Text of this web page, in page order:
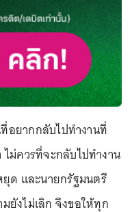
อยากกลับไปทำงานที่
ม่ควรที่จะกลับไปทำงาน
ยุด และนายกรัฐมนตรี
ยังไม่เลิก จึงขอให้ทุก